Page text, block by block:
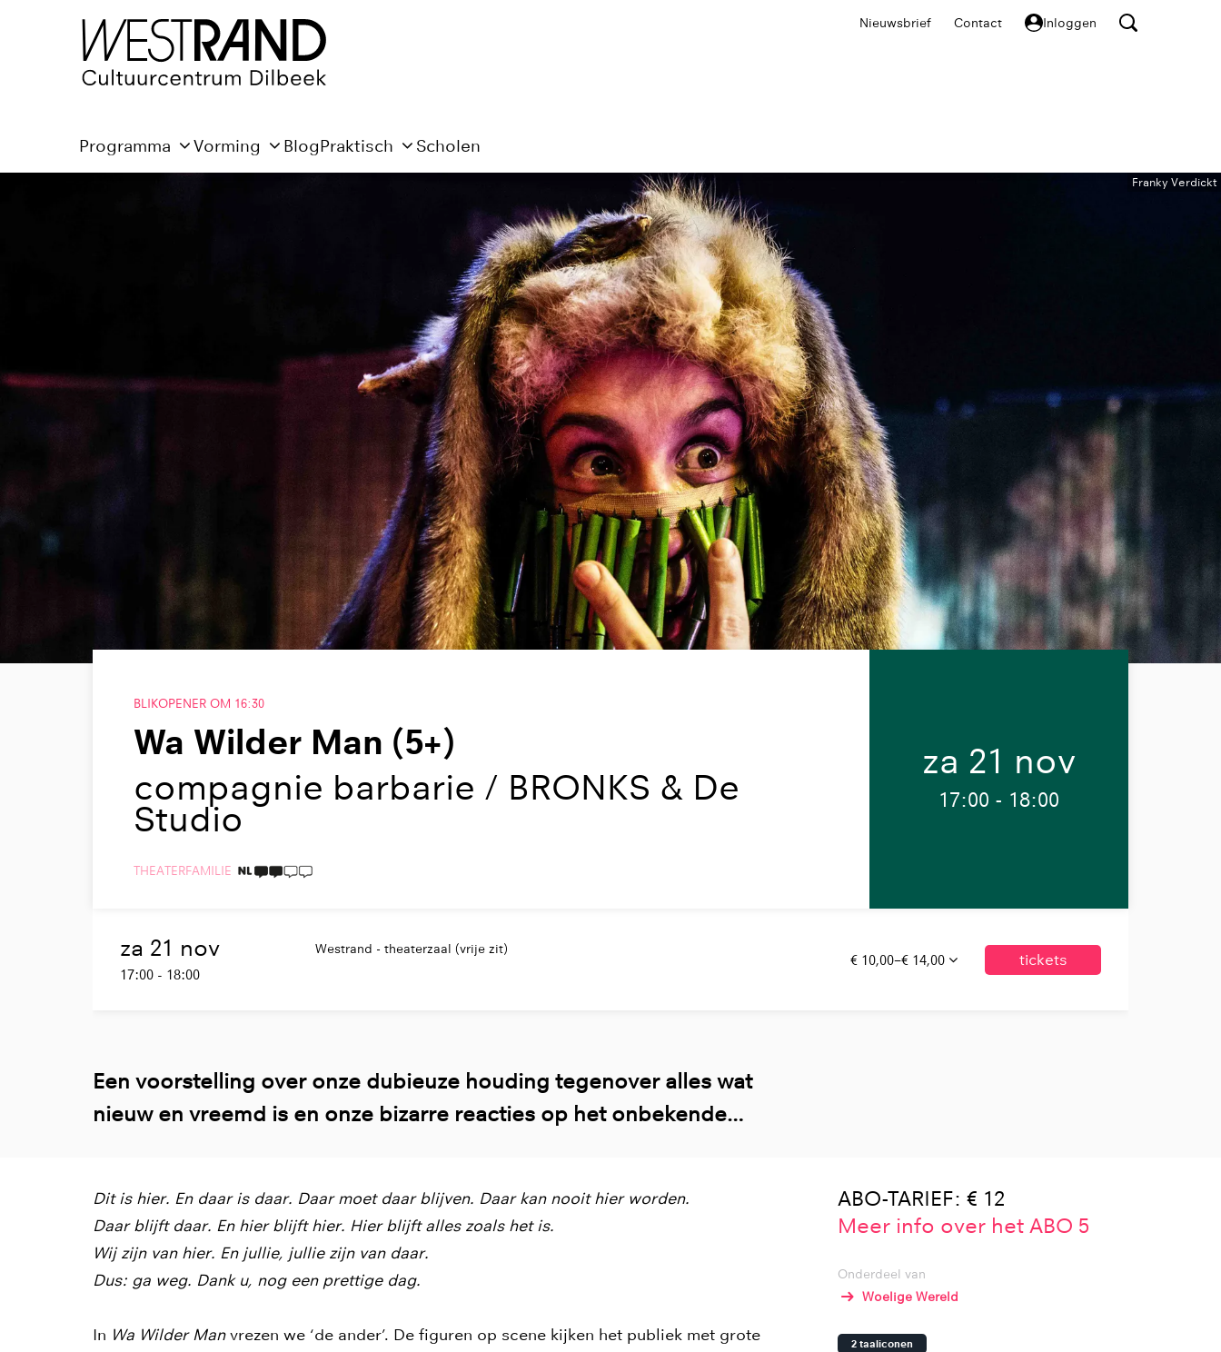
Nieuwsbrief Contact Inloggen
Programma Vorming BlogPraktisch Scholen
Franky Verdickt
Wa Wilder Man (5+)
compagnie barbarie / BRONKS & De
Studio
BLIKOPENER OM 16:30
THEATERFAMILIE 2 TAALICONEN
za 21 nov
17:00 - 18:00
za 21 nov
17:00 - 18:00
Westrand - theaterzaal (vrije zit)
€ 10,00–€ 14,00 tickets
Een voorstelling over onze dubieuze houding tegenover alles wat
nieuw en vreemd is en onze bizarre reacties op het onbekende…
Dit is hier. En daar is daar. Daar moet daar blijven. Daar kan nooit hier worden.
Daar blijft daar. En hier blijft hier. Hier blijft alles zoals het is.
Wij zijn van hier. En jullie, jullie zijn van daar.
Dus: ga weg. Dank u, nog een prettige dag.
In Wa Wilder Manvrezen we ‘de ander’. De figuren op scene kijken het publiek met grote
ABO-TARIEF: € 12
Meer info over het ABO 5
Onderdeel van
Woelige Wereld
2 taaliconen